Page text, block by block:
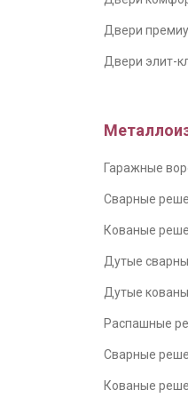
Двери
Двери элит-
Гаражные
Сварные
Кованые
Дутые
Дутые
Распашные
Сварные
Кованые